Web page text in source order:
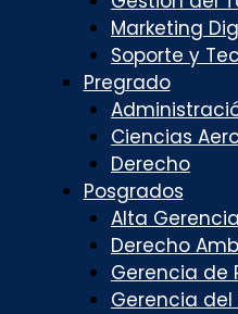
Marketing
Soporte y
Pregrado
Ciencias
Derecho
Posgrados
Alta
Derecho
Gerencia de
Gerencia